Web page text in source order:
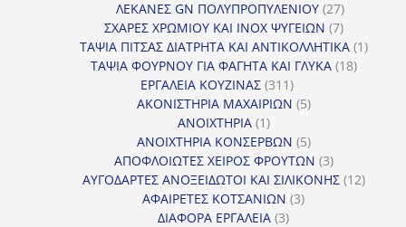
προϊόντα
ΛΕΚΑΝΕΣ GN ΠΟΛΥΠΡΟΠΥΛΕΝΙΟΥ 2727
προϊόντα
ΣΧΑΡΕΣ ΧΡΩΜΙΟΥ ΚΑΙ INOX ΨΥΓΕΙΩΝ 77
προϊόντα
ΤΑΨΙΑ ΠΙΤΣΑΣ ΔΙΑΤΡΗΤΑ ΚΑΙ ΑΝΤΙΚΟΛΛΗΤΙΚΑ 11
ΤΑΨΙΑ ΦΟΥΡΝΟΥ ΓΙΑ ΦΑΓΗΤΑ ΚΑΙ ΓΛΥΚΑ 1818
ΕΡΓΑΛΕΙΑ ΚΟΥΖΙΝΑΣ 311311
προϊόντα
ΑΚΟΝΙΣΤΗΡΙΑ ΜΑΧΑΙΡΙΩΝ 55
ΑΝΟΙΧΤΗΡΙΑ 11
προϊόν
ΑΝΟΙΧΤΗΡΙΑ ΚΟΝΣΕΡΒΩΝ 55
προϊόντα
ΑΠΟΦΛΟΙΩΤΕΣ ΧΕΙΡΟΣ ΦΡΟΥΤΩΝ 33
προϊόντα
ΑΥΓΟΔΑΡΤΕΣ ΑΝΟΞΕΙΔΩΤΟΙ ΚΑΙ ΣΙΛΙΚΟΝΗΣ 1212
ΑΦΑΙΡΕΤΕΣ ΚΟΤΣΑΝΙΩΝ 33
ΔΙΑΦΟΡΑ ΕΡΓΑΛΕΙΑ 33